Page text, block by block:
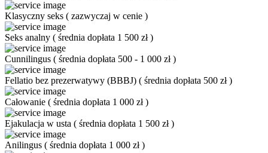
Klasyczny seks ( zazwyczaj w cenie )
Seks analny ( średnia dopłata 1 500 zł)
Cunnilingus ( średnia dopłata 500 - 1 000 zł)
Fellatio bez prezerwatywy (BBBJ) ( średnia dopłata 500 zł)
Całowanie ( średnia dopłata 1 000 zł)
Ejakulacja w usta ( średnia dopłata 1 500 zł)
Anilingus ( średnia dopłata 1 000 zł)